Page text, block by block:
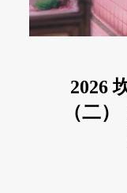
2026
（二